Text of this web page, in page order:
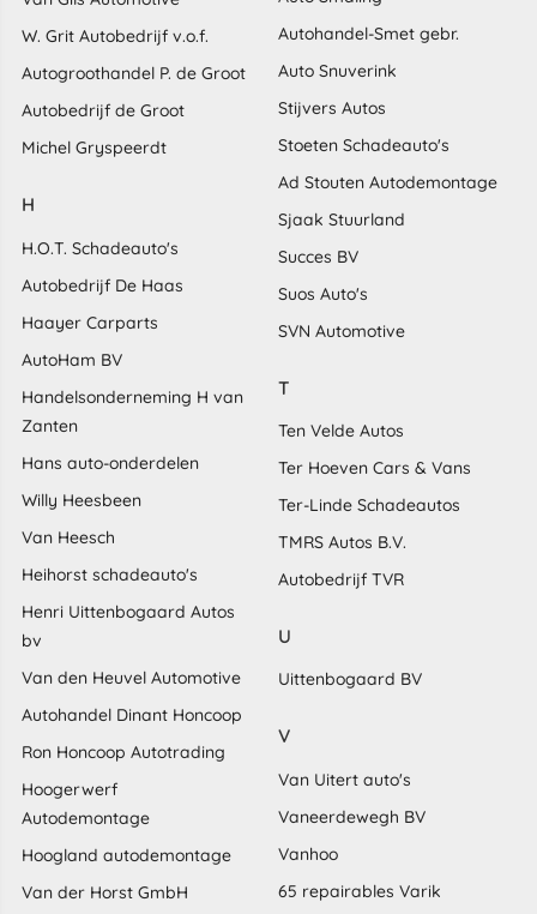
W. Grit Autobedrijf v.o.f.
Autogroothandel P. de Groot
Autobedrijf de Groot
Michel Gryspeerdt
H
H.O.T. Schadeauto's
Autobedrijf De Haas
Haayer Carparts
AutoHam BV
Handelsonderneming H van
Zanten
Hans auto-onderdelen
Willy Heesbeen
Van Heesch
Heihorst schadeauto's
Henri Uittenbogaard Autos
bv
Van den Heuvel Automotive
Autohandel Dinant Honcoop
Ron Honcoop Autotrading
Hoogerwerf
Autodemontage
Hoogland autodemontage
Van der Horst GmbH
Autohandel-Smet gebr.
Auto Snuverink
Stijvers Autos
Stoeten Schadeauto's
Ad Stouten Autodemontage
Sjaak Stuurland
Succes BV
Suos Auto's
SVN Automotive
T
Ten Velde Autos
Ter Hoeven Cars & Vans
Ter-Linde Schadeautos
TMRS Autos B.V.
Autobedrijf TVR
U
Uittenbogaard BV
V
Van Uitert auto's
Vaneerdewegh BV
Vanhoo
65 repairables Varik